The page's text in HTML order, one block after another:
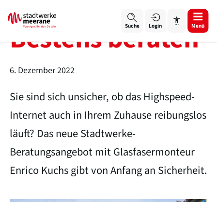
Suche Login Menü
Bestens beraten
6. Dezember 2022
Sie sind sich unsicher, ob das Highspeed-
Internet auch in Ihrem Zuhause reibungslos
läuft? Das neue Stadtwerke-
Beratungsangebot mit Glasfasermonteur
Enrico Kuchs gibt von Anfang an Sicherheit.
Schrift vergrößern
Schrift verkleinern
Wortabstand vergrößern
Wortabstand verkleinern